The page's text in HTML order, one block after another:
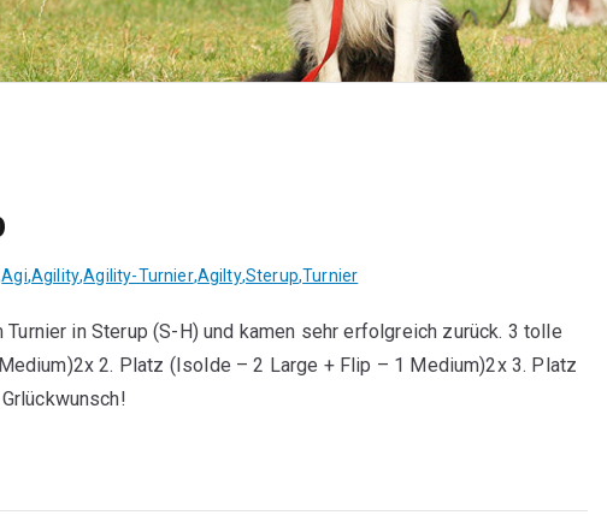
Agi,Agility,Agility-Turnier,Agilty,Sterup,Turnier
in Sterup (S-H) und kamen sehr erfolgreich zurück. 3 tolle
2. Platz (Isolde – 2 Large + Flip – 1 Medium)2x 3. Platz